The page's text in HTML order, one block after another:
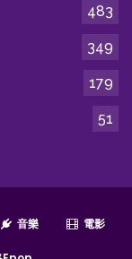
483
349
179
51
音樂 電影